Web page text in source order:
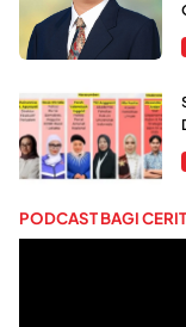
PODCAST BAGI